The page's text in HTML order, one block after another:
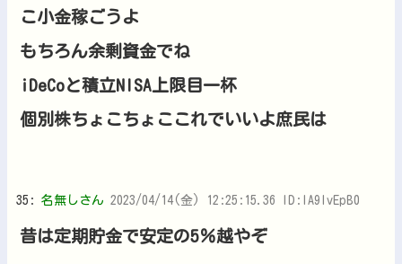
こ小金稼ごうよ
もちろん余剰資金でね
iDeCoと積立NISA上限目一杯
個別株ちょこちょここれでいいよ庶民は
35: 名無しさん 2023/04/14(金) 12:25:15.36 ID:lA9lvEpB0
昔は定期貯金で安定の5％越やぞ